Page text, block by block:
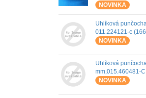
NOVINKA
Uhlíková
011.224121-c
NOVINKA
Uhlíková
mm,015.460481-
NOVINKA